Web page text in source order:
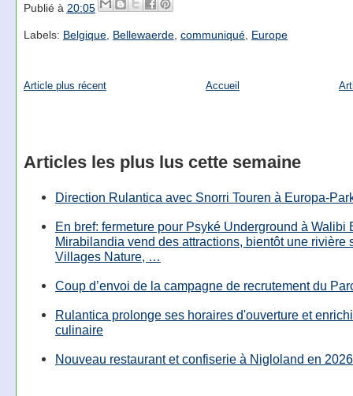
Publié à 20:05
Labels: Belgique, Bellewaerde, communiqué, Europe
Article plus récent Accueil
Articles les plus lus cette semaine
Direction Rulantica avec Snorri Touren à Europa-
En bref: fermeture pour Psyké Underground à Walibi
Mirabilandia vend des attractions, bientôt une rivière
Villages Nature, …
Coup d’envoi de la campagne de recrutement du
Rulantica prolonge ses horaires d'ouverture et
culinaire
Nouveau restaurant et confiserie à Nigloland en 2026